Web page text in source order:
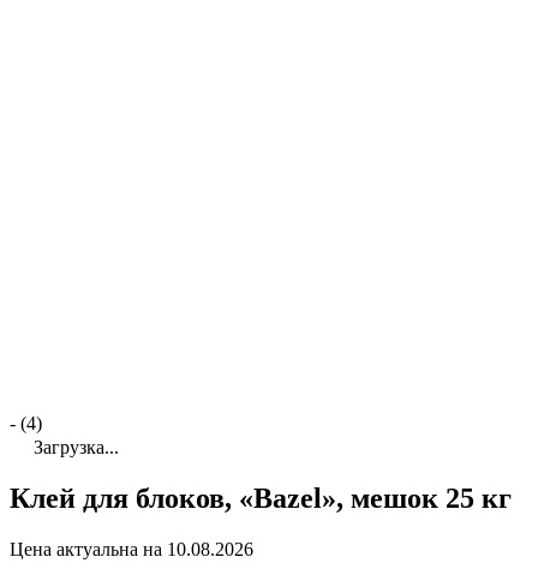
- (4)
Загрузка...
Клей для блоков, «Bazel», мешок 25 кг
Цена актуальна на 10.08.2026